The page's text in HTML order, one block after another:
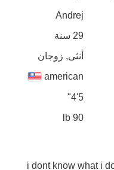
Andrej
29 سنة
أنثى, زوجان
american
5'4"
90 lb
i dont know what i